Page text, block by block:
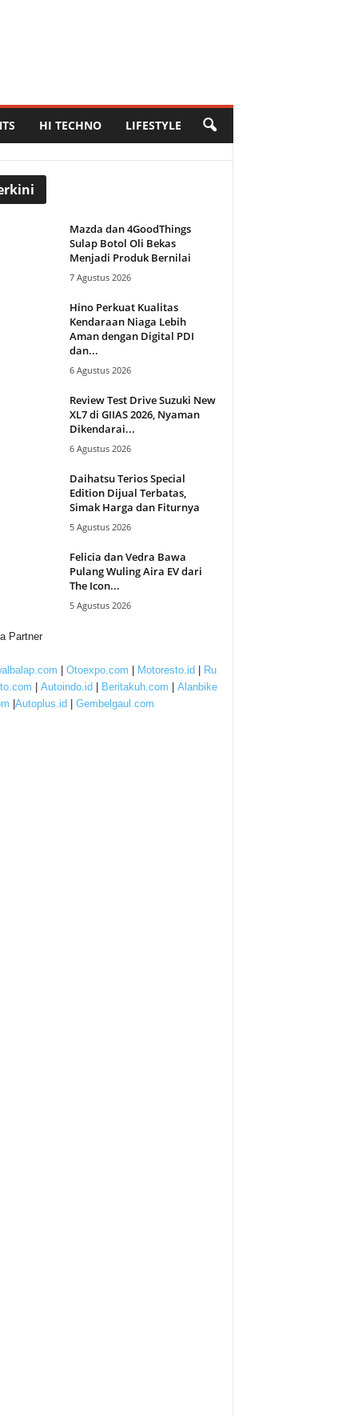
HI TECHNO LIFESTYLE
Mazda dan 4GoodThings
Sulap Botol Oli Bekas
Menjadi Produk Bernilai
7 Agustus 2026
Hino Perkuat Kualitas
Kendaraan Niaga Lebih
Aman dengan Digital PDI
dan...
6 Agustus 2026
Review Test Drive Suzuki New
XL7 di GIIAS 2026, Nyaman
Dikendarai...
6 Agustus 2026
Daihatsu Terios Special
Edition Dijual Terbatas,
Simak Harga dan Fiturnya
5 Agustus 2026
Felicia dan Vedra Bawa
Pulang Wuling Aira EV dari
The Icon...
5 Agustus 2026
Partner
Otoexpo.com Motoresto.id
Ru
Autoindo.id Beritakuh.com
Alanbike
Autoplus.id Gembelgaul.com